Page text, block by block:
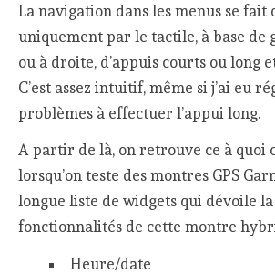
La navigation dans les menus se fait
uniquement par le tactile, à base de
ou à droite, d’appuis courts ou long
C’est assez intuitif, même si j’ai eu
problèmes à effectuer l’appui long.
A partir de là, on retrouve ce à quoi
lorsqu’on teste des montres GPS
longue liste de widgets qui dévoile la
fonctionnalités de cette montre
Heure/date